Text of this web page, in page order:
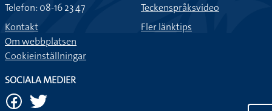
Telefon: 08-16 23 47
Kontakt
Om webbplatsen
Cookieinställningar
Teckenspråksvideo
Fler länktips
SOCIALA MEDIER